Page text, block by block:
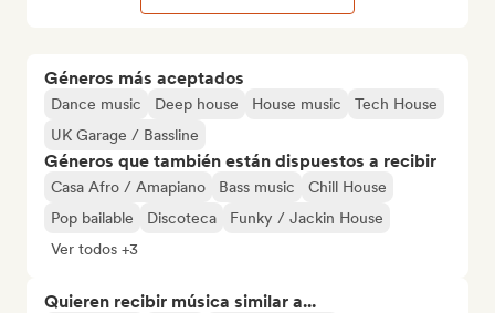
Géneros más aceptados
Dance music Deep house House music
Tech House
UK Garage / Bassline
Géneros que también están dispuestos a recibir
Casa Afro / Amapiano Bass music
Chill House
Pop bailable
Discoteca
Funky / Jackin House
Ver todos +3
Quieren recibir música similar a...